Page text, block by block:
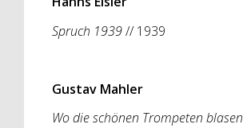
Spruch 1939// 1939
Gustav Mahler
Wo die schönen Trompeten blasen